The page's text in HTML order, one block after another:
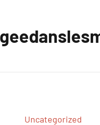
Uncategorized